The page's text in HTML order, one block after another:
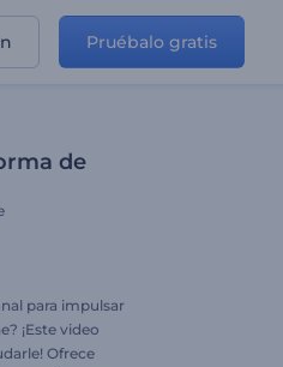
Pruébalo gratis
de
para impulsar
¡Este video
Ofrece